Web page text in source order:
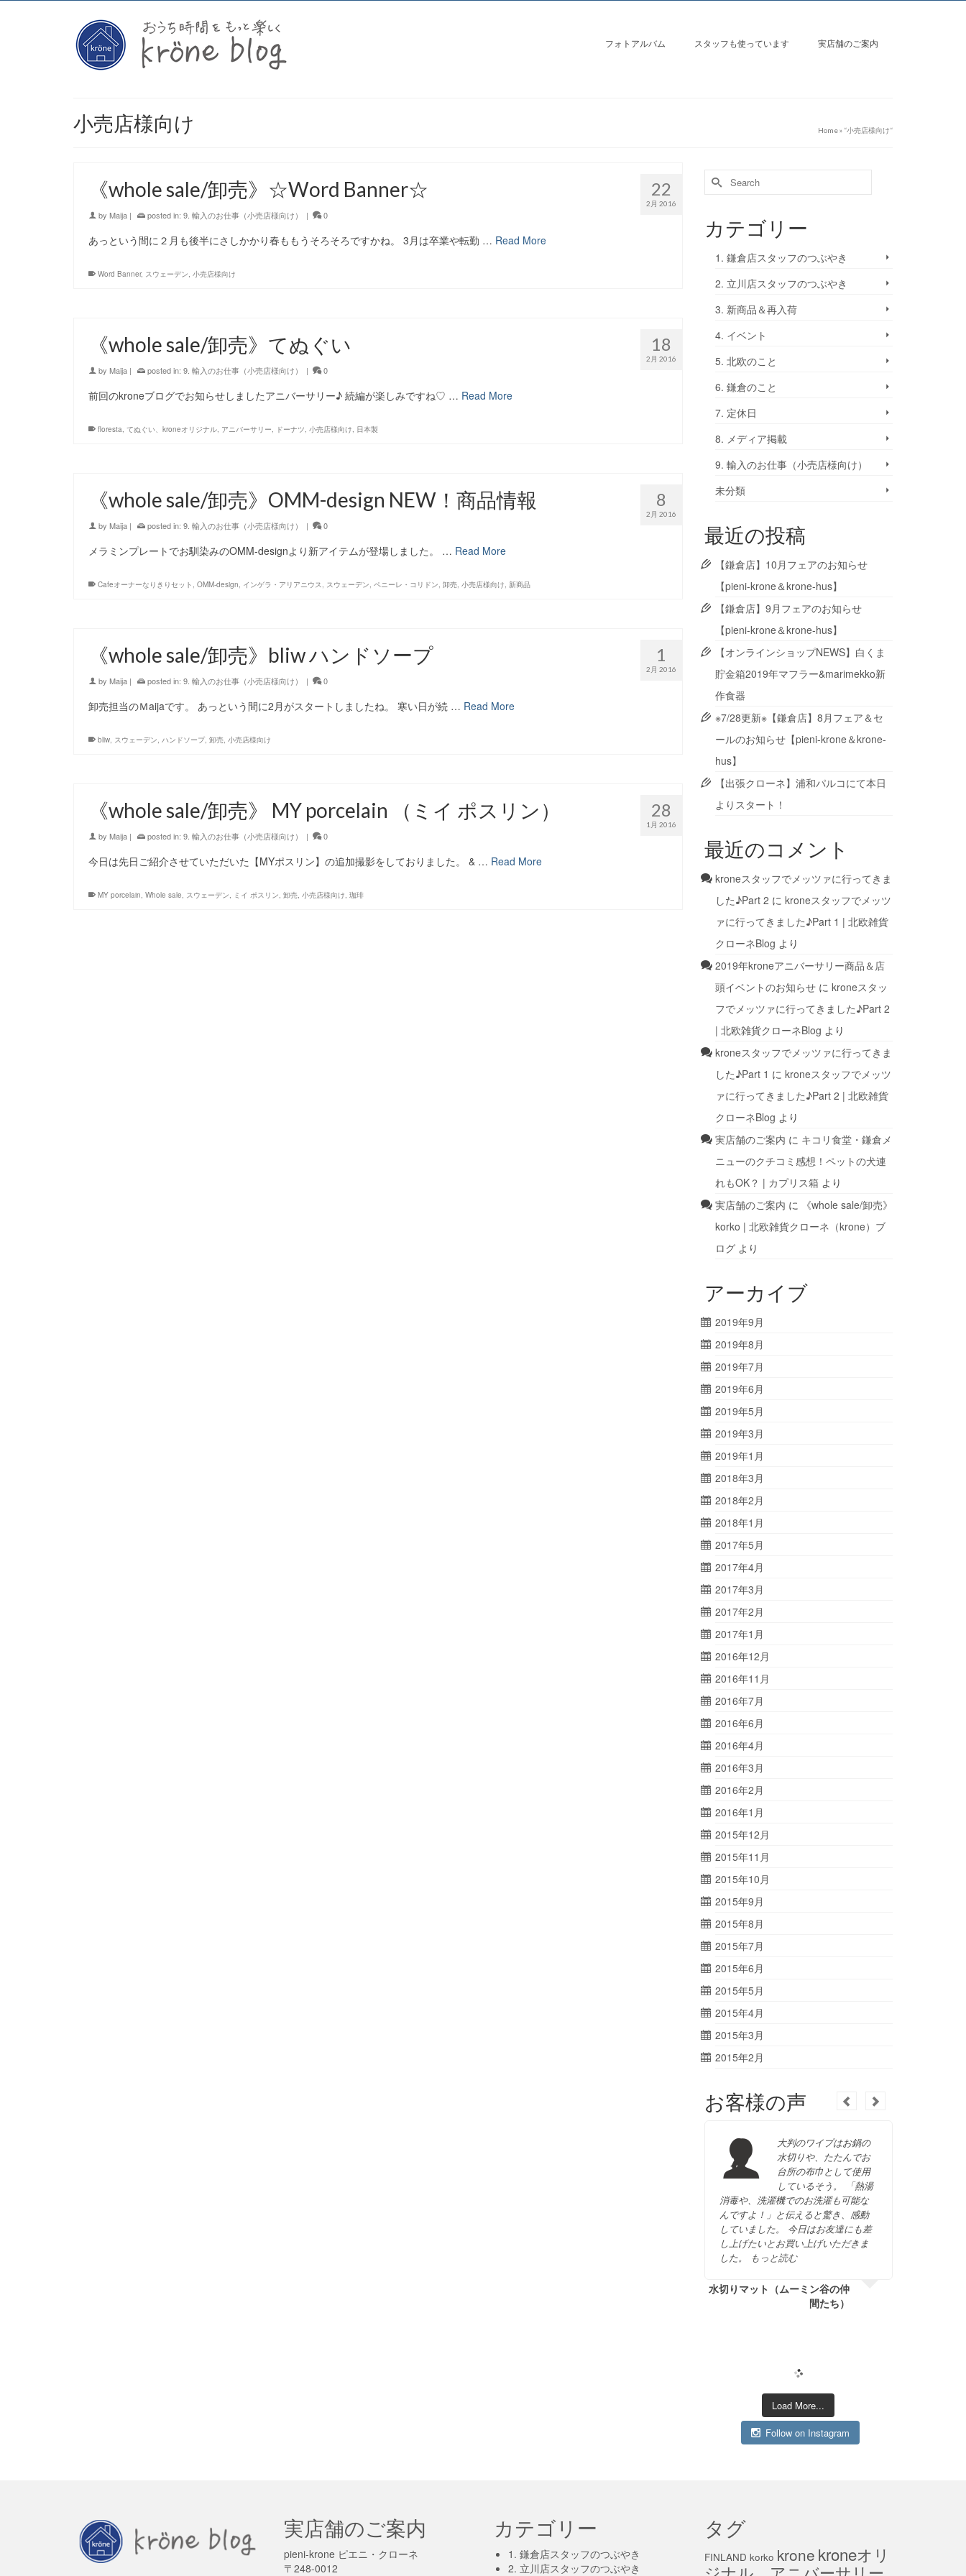
フォトアルバム スタッフも使っています 実店舗のご案内
小売店様向け Home» “小売店様向け“
22
2月 2016
《whole sale/卸売》☆Word Banner☆
by Maija | posted in: 9. 輸入のお仕事（小売店様向け） | 0
あっという間に２月も後半にさしかかり春ももうそろそろですかね。 3月は卒業や転勤 … Read More
Word Banner, スウェーデン, 小売店様向け
18
2月 2016
《whole sale/卸売》てぬぐい
by Maija | posted in: 9. 輸入のお仕事（小売店様向け） | 0
前回のkroneブログでお知らせしましたアニバーサリー♪ 続編が楽しみですね♡ … Read More
floresta, てぬぐい、kroneオリジナル, アニバーサリー, ドーナツ, 小売店様向け, 日本製
8
2月 2016
《whole sale/卸売》OMM-design NEW！商品情報
by Maija | posted in: 9. 輸入のお仕事（小売店様向け） | 0
メラミンプレートでお馴染みのOMM-designより新アイテムが登場しました。 … Read More
Cafeオーナーなりきりセット , OMM-design, インゲラ・アリアニウス, スウェーデン, ペニーレ・コリドン, 卸売, 小売店様向け, 新商品
1
2月 2016
《whole sale/卸売》bliw ハンドソープ
by Maija | posted in: 9. 輸入のお仕事（小売店様向け） | 0
卸売担当のＭaijaです。 あっという間に2月がスタートしましたね。 寒い日が続 … Read More
bliw, スウェーデン, ハンドソープ, 卸売, 小売店様向け
28
1月 2016
《whole sale/卸売》 MY porcelain （ミイ ポスリン）
by Maija | posted in: 9. 輸入のお仕事（小売店様向け） | 0
今日は先日ご紹介させていただいた【MYポスリン】の追加撮影をしておりました。 & … Read More
MY porcelain, Whole sale, スウェーデン, ミイ ポスリン, 卸売, 小売店様向け, 珈琲
カテゴリー
1. 鎌倉店スタッフのつぶやき
2. 立川店スタッフのつぶやき
3. 新商品＆再入荷
4. イベント
5. 北欧のこと
6. 鎌倉のこと
7. 定休日
8. メディア掲載
9. 輸入のお仕事（小売店様向け）
未分類
最近の投稿
【鎌倉店】10月フェアのお知らせ
【pieni-krone＆krone-hus】
【鎌倉店】9月フェアのお知らせ
【pieni-krone＆krone-hus】
【オンラインショップNEWS】白くま
貯金箱2019年マフラー&marimekko新
作食器
※7/28更新※【鎌倉店】8月フェア＆セ
ールのお知らせ【pieni-krone＆krone-
hus】
【出張クローネ】浦和パルコにて本日
よりスタート！
最近のコメント
kroneスタッフでメッツァに行ってきま
した♪Part 2 に kroneスタッフでメッツ
ァに行ってきました♪Part 1 | 北欧雑貨
クローネBlog より
2019年kroneアニバーサリー商品＆店
頭イベントのお知らせに kroneスタッ
フでメッツァに行ってきました♪Part 2
| 北欧雑貨クローネBlog より
kroneスタッフでメッツァに行ってきま
した♪Part 1 に kroneスタッフでメッツ
ァに行ってきました♪Part 2 | 北欧雑貨
クローネBlog より
実店舗のご案内 に キコリ食堂・鎌倉メ
ニューのクチコミ感想！ペットの犬連
れもOK？ | カプリス箱 より
実店舗のご案内 に
《whole sale/卸売》
korko | 北欧雑貨クローネ（krone）ブ
ログより
アーカイブ
2019年9月
2019年8月
2019年7月
2019年6月
2019年5月
2019年3月
2019年1月
2018年3月
2018年2月
2018年1月
2017年5月
2017年4月
2017年3月
2017年2月
2017年1月
2016年12月
2016年11月
2016年7月
2016年6月
2016年4月
2016年3月
2016年2月
2016年1月
2015年12月
2015年11月
2015年10月
2015年9月
2015年8月
2015年7月
2015年6月
2015年5月
2015年4月
2015年3月
2015年2月
お客様の声
大判のワイプはお鍋の
水切りや、たたんでお
台所の布巾として使用
しているそう。 「熱湯
消毒や、洗濯機でのお洗濯も可能な
んですよ！」と伝えると驚き、感動
していました。 今日はお友達にも差
し上げたいとお買い上げいただきま
した。
もっと読む
水切りマット（ムーミン谷の仲
間たち）
Load More...
Follow on Instagram
実店舗のご案内
pieni-krone ピエニ・クローネ
〒248-0012
カテゴリー
1. 鎌倉店スタッフのつぶやき
2. 立川店スタッフのつぶやき
タグ
FINLAND korko krone kroneオリ